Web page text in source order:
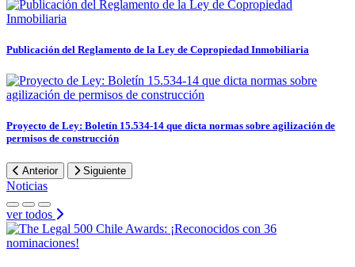
Publicación del Reglamento de la Ley de Copropiedad Inmobiliaria
Proyecto de Ley: Boletín 15.534-14 que dicta normas sobre agilización de
permisos de construcción
Anterior Siguiente
Noticias
ver todos